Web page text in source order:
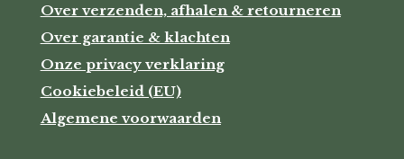
Over verzenden, afhalen & retourneren
Over garantie & klachten
Onze privacy verklaring
Cookiebeleid (EU)
Algemene voorwaarden